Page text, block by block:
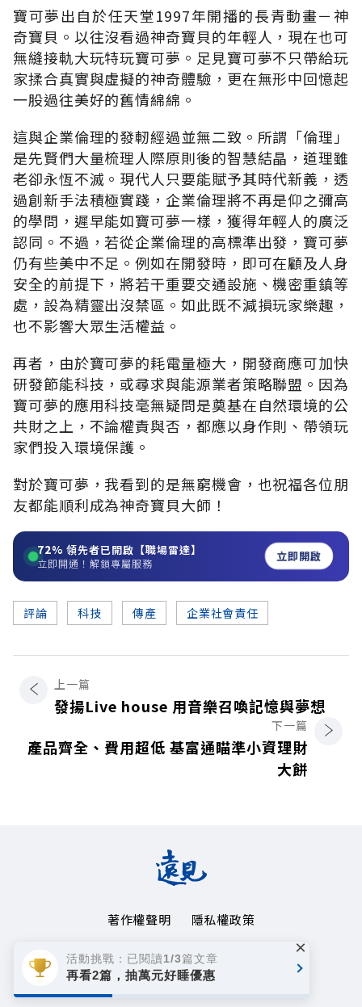
寶可夢出自於任天堂1997年開播的長青動畫－神
奇寶貝。以往沒看過神奇寶貝的年輕人，現在也可
無縫接軌大玩特玩寶可夢。足見寶可夢不只帶給玩
家揉合真實與虛擬的神奇體驗，更在無形中回憶起
一股過往美好的舊情綿綿。
這與企業倫理的發軔經過並無二致。所謂「倫理」
是先賢們大量梳理人際原則後的智慧結晶，道理雖
老卻永恆不滅。現代人只要能賦予其時代新義，透
過創新手法積極實踐，企業倫理將不再是仰之彌高
的學問，遲早能如寶可夢一樣，獲得年輕人的廣泛
認同。不過，若從企業倫理的高標準出發，寶可夢
仍有些美中不足。例如在開發時，即可在顧及人身
安全的前提下，將若干重要交通設施、機密重鎮等
處，設為精靈出沒禁區。如此既不減損玩家樂趣，
也不影響大眾生活權益。
再者，由於寶可夢的耗電量極大，開發商應可加快
研發節能科技，或尋求與能源業者策略聯盟。因為
寶可夢的應用科技毫無疑問是奠基在自然環境的公
共財之上，不論權責與否，都應以身作則、帶領玩
家們投入環境保護。
對於寶可夢，我看到的是無窮機會，也祝福各位朋
友都能順利成為神奇寶貝大師！
72% 領先者已開啟【職場雷達】
立即開通！解鎖專屬服務 立即開啟
評論 科技 傳產 企業社會責任
上一篇
發揚Live house 用音樂召喚記憶與夢想
下一篇
產品齊全、費用超低 基富通瞄準小資理財
大餅
著作權聲明
隱私權政策
Copyright© 1999~2026
遠見天下文化事業群. All rights reserved.
活動挑戰：已閱讀1/3篇文章
再看2篇，抽萬元好睡優惠
×